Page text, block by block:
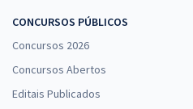
CONCURSOS PÚBLICOS
Concursos 2026
Concursos Abertos
Editais Publicados